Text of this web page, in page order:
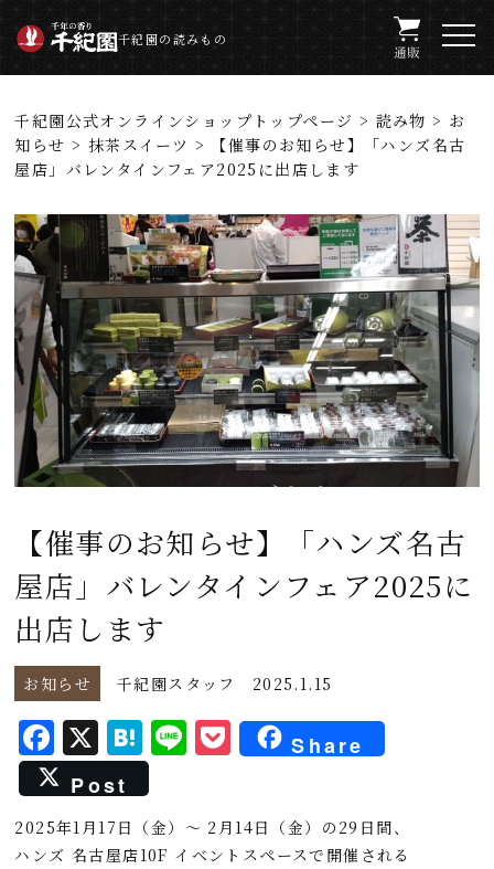
千紀園の読みもの
千紀園公式オンラインショップトップページ > 読み物 > お
知らせ > 抹茶スイーツ > 【催事のお知らせ】「ハンズ名古
屋店」バレンタインフェア2025に出店します
【催事のお知らせ】「ハンズ名古
屋店」バレンタインフェア2025に
出店します
お知らせ 千紀園スタッフ 2025.1.15
F
a
c
e
X H
a
t
e
L
n
e
P
o
c
k
Share
Post
2025年1月17日（金）～ 2月14日（金）の29日間、
ハンズ 名古屋店10F イベントスペースで開催される